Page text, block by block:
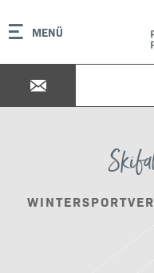
MENÜ